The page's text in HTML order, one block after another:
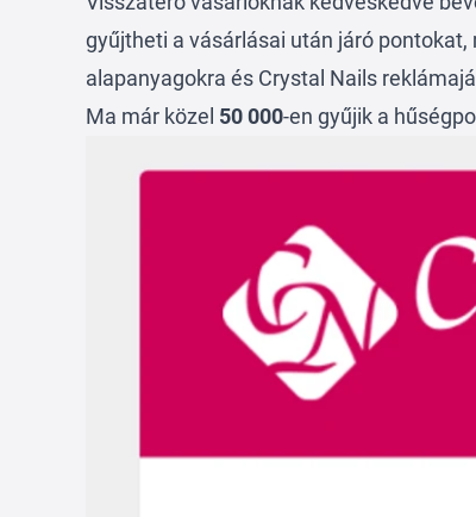
gyűjtheti a vásárlásai után járó
alapanyagokra és Crystal Nails
Ma már közel 50 000-en gyűjik a